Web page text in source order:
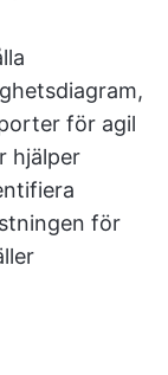
för agil
hjälper
för